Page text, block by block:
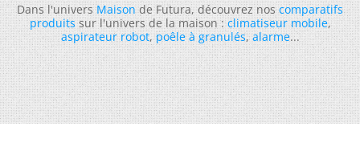
Dans l'universMaisonde Futura, découvrez noscomparatifs
produitssur l'univers de la maison :climatiseur mobile,
aspirateur robot,poêle à granulés,alarme...